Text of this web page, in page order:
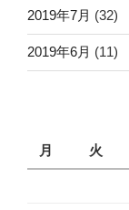
2019年7月 (32)
2019年6月 (11)
月
火